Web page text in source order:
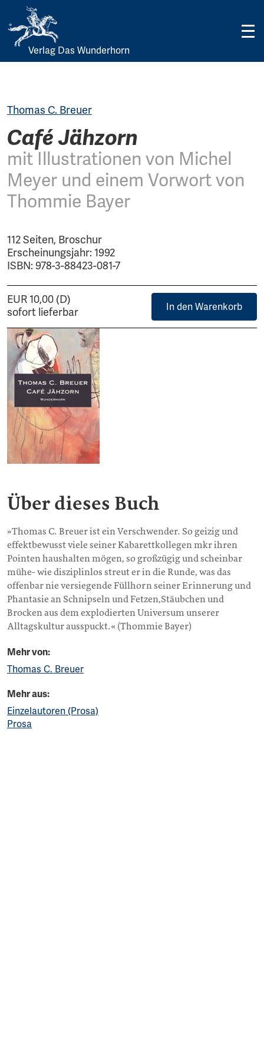
Skip
Verlag Das Wunderhorn
Thomas C. Breuer
Café Jähzorn
mit Illustrationen von Michel
Meyer und einem Vorwort von
Thommie Bayer
112 Seiten, Broschur
Erscheinungsjahr: 1992
ISBN: 978-3-88423-081-7
EUR 10,00 (D)
sofort lieferbar
In den Warenkorb
Über dieses Buch
»Thomas C. Breuer ist ein Verschwender. So geizig und
effektbewusst viele seiner Kabarettkollegen mkr ihren
Pointen haushalten mögen, so großzügig und scheinbar
mühe- wie disziplinlos streut er in die Runde, was das
offenbar nie versiegende Füllhorn seiner Erinnerung und
Phantasie an Schnipseln und Fetzen,Stäubchen und
Brocken aus dem explodierten Universum unserer
Alltagskultur ausspuckt.« (Thommie Bayer)
Mehr von:
Thomas C. Breuer
Mehr aus:
Einzelautoren (Prosa)
Prosa